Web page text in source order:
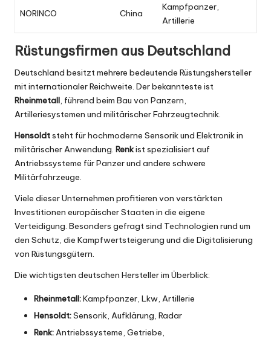
NORINCO China
Kampfpanzer,
Artillerie
Rüstungsfirmen aus Deutschland
Deutschland besitzt mehrere bedeutende Rüstungshersteller
mit internationaler Reichweite. Der bekannteste ist
Rheinmetall, führend beim Bau von Panzern,
Artilleriesystemen und militärischer Fahrzeugtechnik.
Hensoldtsteht für hochmoderne Sensorik und Elektronik in
militärischer Anwendung. Renkist spezialisiert auf
Antriebssysteme für Panzer und andere schwere
Militärfahrzeuge.
Viele dieser Unternehmen profitieren von verstärkten
Investitionen europäischer Staaten in die eigene
Verteidigung. Besonders gefragt sind Technologien rund um
den Schutz, die Kampfwertsteigerung und die Digitalisierung
von Rüstungsgütern.
Die wichtigsten deutschen Hersteller im Überblick:
Rheinmetall:Kampfpanzer, Lkw, Artillerie
Hensoldt:Sensorik, Aufklärung, Radar
Renk:Antriebssysteme, Getriebe,